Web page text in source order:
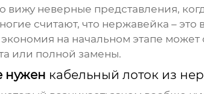
вижу неверные представления,
считают, что нержавейка –
на начальном этапе
или полной замены.
нужен кабельный лоток из